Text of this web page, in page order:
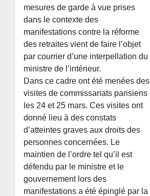
mesures de garde à vue prises
dans le contexte des
manifestations contre la réforme
des retraites vient de faire l’objet
par courrier d’une interpellation du
ministre de l’intérieur.
Dans ce cadre ont été menées des
visites de commissariats parisiens
les 24 et 25 mars. Ces visites ont
donné lieu à des constats
d’atteintes graves aux droits des
personnes concernées. Le
maintien de l’ordre tel qu’il est
défendu par le ministre et le
gouvernement lors des
manifestations a été épinglé par la